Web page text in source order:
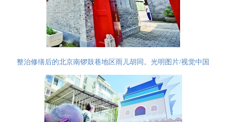
整治修缮后的北京南锣鼓巷地区雨儿胡同。光明图片/视觉中国